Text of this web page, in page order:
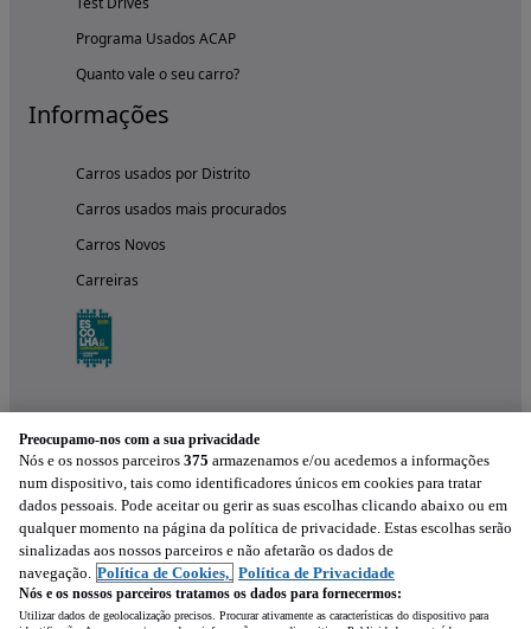
Programa Usados ACAP
Quanto vale o seu carro?
Informações
Carros usados por Distrito
Carros usados mais procurados
Carros Novos
Carreiras
Experimenta a aplicação
Preocupamo-nos com a sua privacidade
Nós e os nossos parceiros 375 armazenamos e/ou acedemos a informações
num dispositivo, tais como identificadores únicos em cookies para tratar
dados pessoais. Pode aceitar ou gerir as suas escolhas clicando abaixo ou em
qualquer momento na página da política de privacidade. Estas escolhas serão
sinalizadas aos nossos parceiros e não afetarão os dados de
navegação. Política de Cookies, Política de Privacidade
Nós e os nossos parceiros tratamos os dados para fornecermos:
Utilizar dados de geolocalização precisos. Procurar ativamente as características do dispositivo para